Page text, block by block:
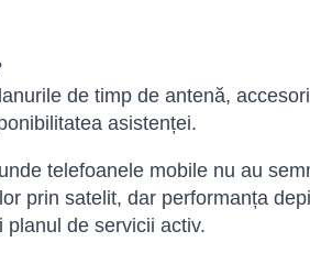
de timp de antenă,
asistenței.
telefoanele mobile nu au
prin satelit, dar performanța
de servicii activ.